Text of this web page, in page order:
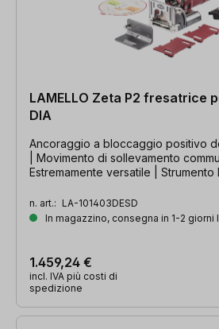
LAMELLO Zeta P2 fresatrice
DIA
Ancoraggio a bloccaggio positivo
| Movimento di sollevamento
Estremamente versatile | Strumento
n. art.: LA-101403DESD
In magazzino, consegna in 1-2 giorni
1.459,24 €
incl. IVA più costi di
spedizione